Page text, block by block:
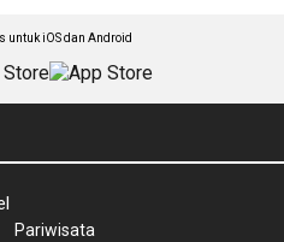
untuk iOS dan Android
Pariwisata